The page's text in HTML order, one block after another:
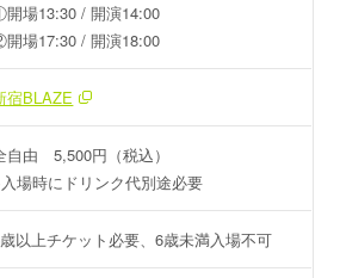
場13:30 / 開演14:00
場17:30 / 開演18:00
宿BLAZE
自由 5,500円（税込）
場時にドリンク代別途必要
以上チケット必要、6歳未満入場不可